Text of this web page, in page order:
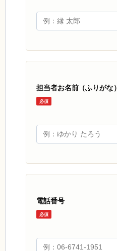
担当者お名前（ふりがな）
必須
電話番号
必須